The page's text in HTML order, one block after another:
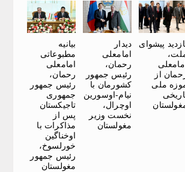
پیشوای
از
ملی
دیدار
امامعلی
رحمان،
رئیس جمهور
کشورمان با
نیام-اوسورین
اوچرال،
نخست وزیر
مغولستان
بیانیه
مطبوعاتی
امامعلی
رحمان،
رئیس جمهور
جمهوری
تاجیکستان
پس از
مذاکرات با
اوخناگین
خورلسوخ،
رئیس جمهور
مغولستان